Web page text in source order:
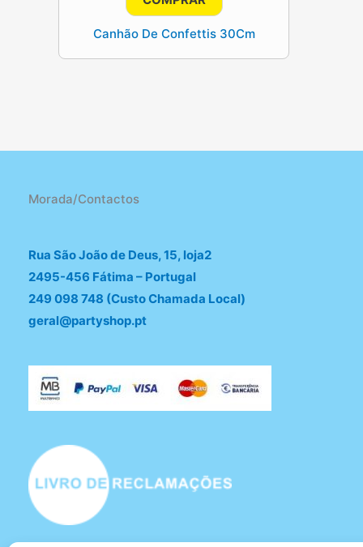
era:
3.00€.
é:
2.10€.
Canhão De Confettis 30Cm
Morada/Contactos
Rua São João de Deus, 15, loja2
2495-456 Fátima – Portugal
249 098 748 (Custo Chamada Local)
geral@partyshop.pt